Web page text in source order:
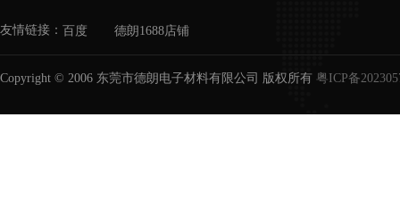
COB邦定胶
磨具胶水
友情链接： 百度 德朗1688店铺
Copyright © 2006 东莞市德朗电子材料有限公司 版权所有 粤ICP备